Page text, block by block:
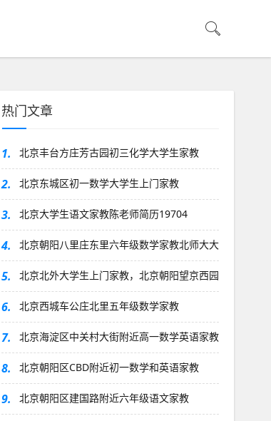
热门文章
1. 北京丰台方庄芳古园初三化学大学生家教
2. 北京东城区初一数学大学生上门家教
3. 北京大学生语文家教陈老师简历19704
4. 北京朝阳八里庄东里六年级数学家教北师大大
5. 北京北外大学生上门家教，北京朝阳望京西园
6. 北京西城车公庄北里五年级数学家教
7. 北京海淀区中关村大街附近高一数学英语家教
8. 北京朝阳区CBD附近初一数学和英语家教
9. 北京朝阳区建国路附近六年级语文家教